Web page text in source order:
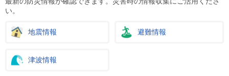
い。
地震情報 避難情報
津波情報